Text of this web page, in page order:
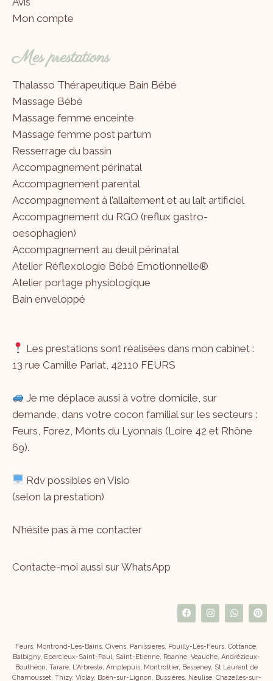
Mon compte
Mes prestations
Thalasso Thérapeutique Bain Bébé
Massage Bébé
Massage femme enceinte
Massage femme post partum
Resserrage du bassin
Accompagnement périnatal
Accompagnement parental
Accompagnement à l’allaitement et au lait artificiel
Accompagnement du RGO (reflux gastro-
oesophagien)
Accompagnement au deuil périnatal
Atelier Réflexologie Bébé Emotionnelle®
Atelier portage physiologique
Bain enveloppé
Les prestations sont réalisées dans mon cabinet :
13 rue Camille Pariat, 42110 FEURS
Je me déplace aussi à votre domicile, sur
demande, dans votre cocon familial sur les secteurs :
Feurs, Forez, Monts du Lyonnais (Loire 42 et Rhône
69).
Rdv possibles en Visio
(selon la prestation)
N’hésite pas à me contacter
Contacte-moi aussi sur WhatsApp
Feurs, Montrond-Les-Bains, Civens, Panissières, Pouilly-Lès-Feurs, Cottance,
Balbigny, Epercieux-Saint-Paul, Saint-Etienne, Roanne, Veauche, Andrézieux-
Bouthéon, Tarare, L’Arbresle, Amplepuis, Montrottier, Besseney, St Laurent de
Chamousset, Thizy, Violay, Boën-sur-Lignon, Bussières, Neulise, Chazelles-sur-